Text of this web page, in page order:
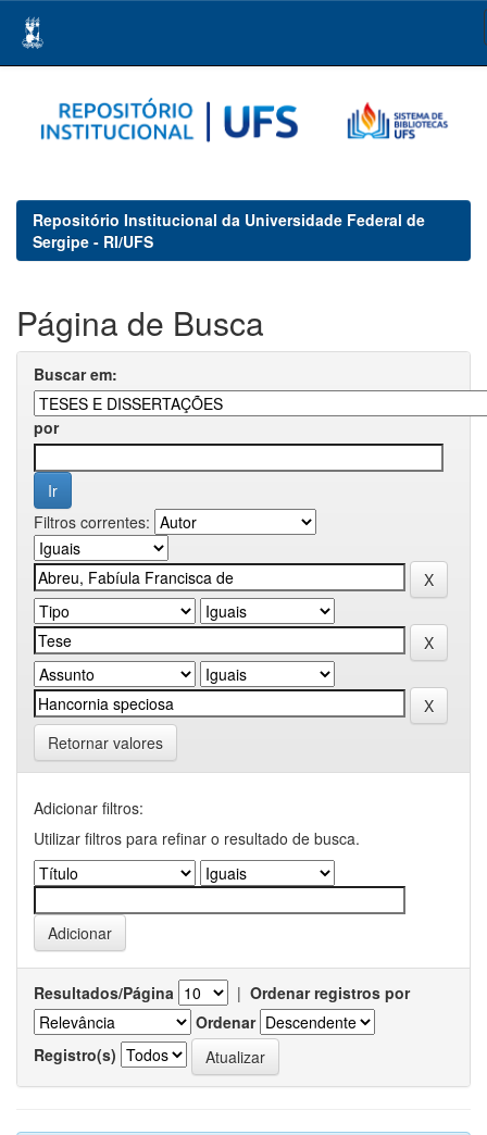
navigation
Repositório Institucional da Universidade Federal de
Sergipe - RI/UFS
Página de Busca
Buscar em:
por
Filtros correntes:
Retornar valores
Adicionar filtros:
Utilizar filtros para refinar o resultado de busca.
Resultados/Página | Ordenar registros por
Ordenar
Registro(s)